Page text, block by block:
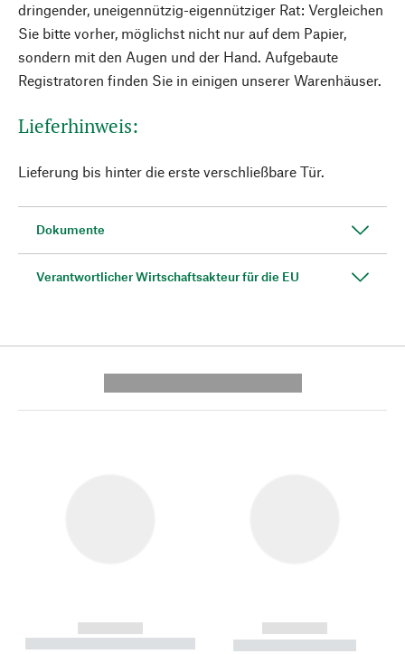
dringender, uneigennützig-eigennütziger Rat: Vergleichen
Sie bitte vorher, möglichst nicht nur auf dem Papier,
sondern mit den Augen und der Hand. Aufgebaute
Registratoren finden Sie in einigen unserer Warenhäuser.
Lieferhinweis:
Lieferung bis hinter die erste verschließbare Tür.
Dokumente
Verantwortlicher Wirtschaftsakteur für die EU
------------
----------- ----------- --------
------------
----------- -----------